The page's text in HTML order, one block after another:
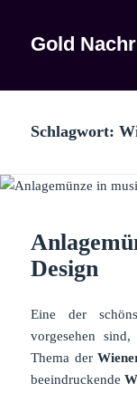
Gold
Schlagwort:
Design
Eine der
vorgesehen
Thema der
beeindruckende